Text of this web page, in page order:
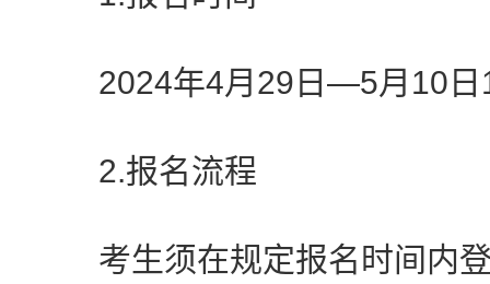
2024年4月29日—5月10日
2.报名流程
考生须在规定报名时间内登